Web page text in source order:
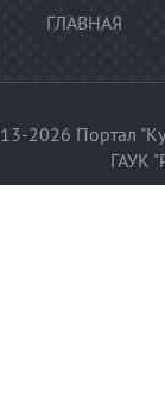
ГЛАВНАЯ
2026 Портал
ГАУК